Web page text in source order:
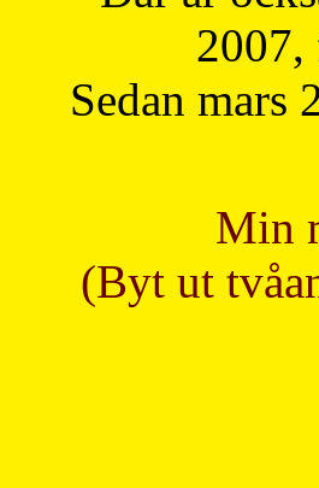
2007,
Sedan mars
Min
(Byt ut